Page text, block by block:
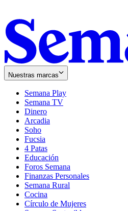
Nuestras marcas
Semana Play
Semana TV
Dinero
Arcadia
Soho
in
new
window
Fucsia
in
new
window
4 Patas
Educación
Foros Semana
Finanzas Personales
Semana Rural
Cocina
Círculo de Mujeres